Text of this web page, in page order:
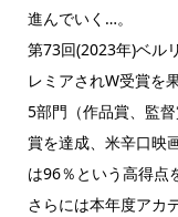
進んでいく…。
第73回(2023年)ベル
レミアされW受賞を
5部門（作品賞、監
賞を達成、米辛口映
は96％という高得点
さらには本年度アカ